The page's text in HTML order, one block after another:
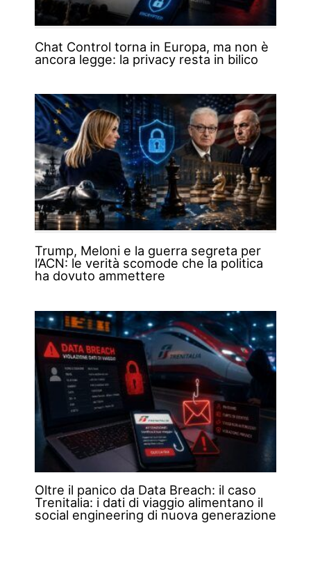
Chat Control torna in Europa, ma non è
ancora legge: la privacy resta in bilico
Trump, Meloni e la guerra segreta per
l’ACN: le verità scomode che la politica
ha dovuto ammettere
Oltre il panico da Data Breach: il caso
Trenitalia: i dati di viaggio alimentano il
social engineering di nuova generazione